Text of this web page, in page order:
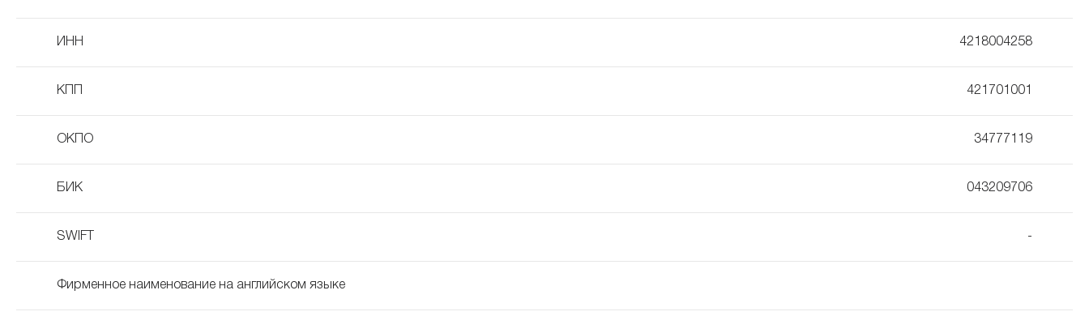
ИНН 4218004258
КПП 421701001
ОКПО 34777119
БИК 043209706
SWIFT -
Фирменное наименование на английском языке